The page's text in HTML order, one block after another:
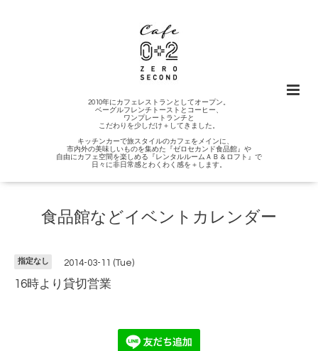
2010年にカフェレストランとしてオープン。
ベーグルフレンチトーストとコーヒー、
ワンプレートランチと
こだわりを少しだけ＋してきました。
キッチンカーで旅スタイルのカフェをメインに、
市内外の美味しいものを集めた『ゼロセカンド食品館』や
自由にカフェ空間を楽しめる『レンタルルームＡＢ＆ロフト』で
日々に非日常感とわくわく感を＋します。
食品館などイベントカレンダー
指定なし 2014-03-11 (Tue)
16時より貸切営業